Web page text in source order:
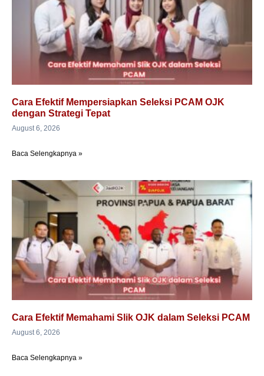
Cara Efektif Mempersiapkan Seleksi PCAM OJK
dengan Strategi Tepat
August 6, 2026
Baca Selengkapnya »
Cara Efektif Memahami Slik OJK dalam Seleksi PCAM
August 6, 2026
Baca Selengkapnya »